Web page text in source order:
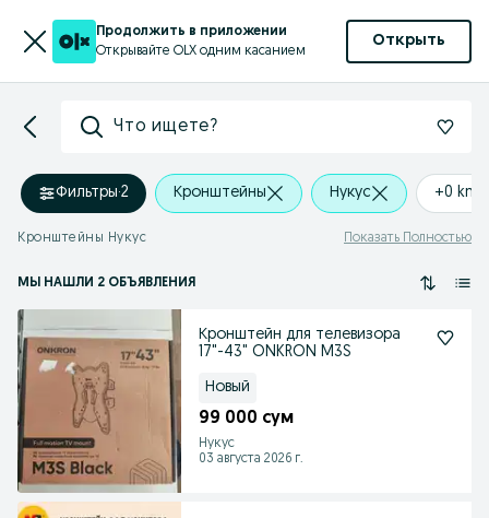
Продолжить в приложении
Открывайте OLX одним касанием
Открыть
Что ищете?
Фильтры·2 Кронштейны Нукус +0 km
Кронштейны Нукус Показать Полностью
МЫ НАШЛИ 2 ОБЪЯВЛЕНИЯ
Кронштейн для телевизора
17"-43" ONKRON M3S
Новый
99 000 сум
Нукус
03 августа 2026 г.